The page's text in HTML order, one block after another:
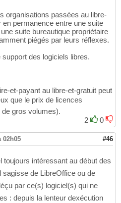
organisations passées au libre-
permanence entre une suite
suite bureautique propriétaire
piégés par leurs réflexes.
des logiciels libres.
et-payant au libre-et-gratuit peut
que le prix de licences
gros volumes).
2
0
02h05 #46
toujours intéressant au début des
sagisse de LibreOffice ou de
par ce(s) logiciel(s) qui ne
: depuis la lenteur dexécution